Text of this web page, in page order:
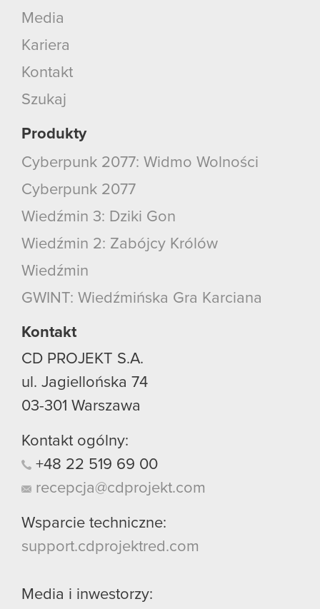
Media
Kariera
Kontakt
Szukaj
Produkty
Cyberpunk 2077: Widmo Wolności
Cyberpunk 2077
Wiedźmin 3: Dziki Gon
Wiedźmin 2: Zabójcy Królów
Wiedźmin
GWINT: Wiedźmińska Gra Karciana
Kontakt
CD PROJEKT S.A.
ul. Jagiellońska 74
03-301 Warszawa
Kontakt ogólny:
+48 22 519 69 00
recepcja@cdprojekt.com
Wsparcie techniczne:
support.cdprojektred.com
Media i inwestorzy: